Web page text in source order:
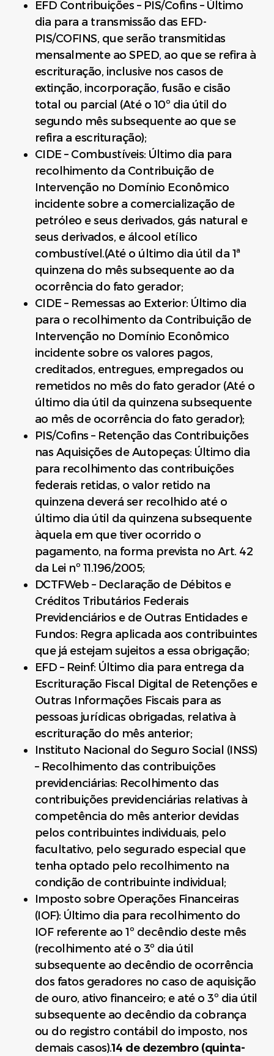
EFD Contribuições – PIS/Cofins – Último
dia para a transmissão das EFD-
PIS/COFINS, que serão transmitidas
mensalmente ao SPED, ao que se refira à
escrituração, inclusive nos casos de
extinção, incorporação, fusão e cisão
total ou parcial (Até o 10º dia útil do
segundo mês subsequente ao que se
refira a escrituração);
CIDE – Combustíveis: Último dia para
recolhimento da Contribuição de
Intervenção no Domínio Econômico
incidente sobre a comercialização de
petróleo e seus derivados, gás natural e
seus derivados, e álcool etílico
combustível.(Até o último dia útil da 1ª
quinzena do mês subsequente ao da
ocorrência do fato gerador;
CIDE – Remessas ao Exterior: Último dia
para o recolhimento da Contribuição de
Intervenção no Domínio Econômico
incidente sobre os valores pagos,
creditados, entregues, empregados ou
remetidos no mês do fato gerador (Até o
último dia útil da quinzena subsequente
ao mês de ocorrência do fato gerador);
PIS/Cofins – Retenção das Contribuições
nas Aquisições de Autopeças: Último dia
para recolhimento das contribuições
federais retidas, o valor retido na
quinzena deverá ser recolhido até o
último dia útil da quinzena subsequente
àquela em que tiver ocorrido o
pagamento, na forma prevista no Art. 42
da Lei nº 11.196/2005;
DCTFWeb – Declaração de Débitos e
Créditos Tributários Federais
Previdenciários e de Outras Entidades e
Fundos: Regra aplicada aos contribuintes
que já estejam sujeitos a essa obrigação;
EFD – Reinf: Último dia para entrega da
Escrituração Fiscal Digital de Retenções e
Outras Informações Fiscais para as
pessoas jurídicas obrigadas, relativa à
escrituração do mês anterior;
Instituto Nacional do Seguro Social (INSS)
– Recolhimento das contribuições
previdenciárias: Recolhimento das
contribuições previdenciárias relativas à
competência do mês anterior devidas
pelos contribuintes individuais, pelo
facultativo, pelo segurado especial que
tenha optado pelo recolhimento na
condição de contribuinte individual;
Imposto sobre Operações Financeiras
(IOF): Último dia para recolhimento do
IOF referente ao 1º decêndio deste mês
(recolhimento até o 3º dia útil
subsequente ao decêndio de ocorrência
dos fatos geradores no caso de aquisição
de ouro, ativo financeiro; e até o 3º dia útil
subsequente ao decêndio da cobrança
ou do registro contábil do imposto, nos
demais casos).14 de dezembro (quinta-